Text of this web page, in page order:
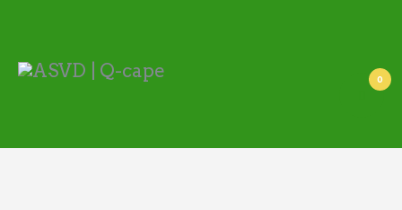
0
Belangrijke informatie